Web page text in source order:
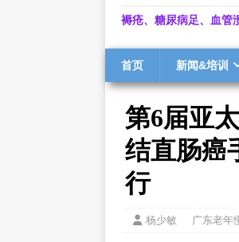
褥疮、糖尿病足、血管
首页 新闻&培训
第6届亚
结直肠癌
行
杨少敏 广东老年